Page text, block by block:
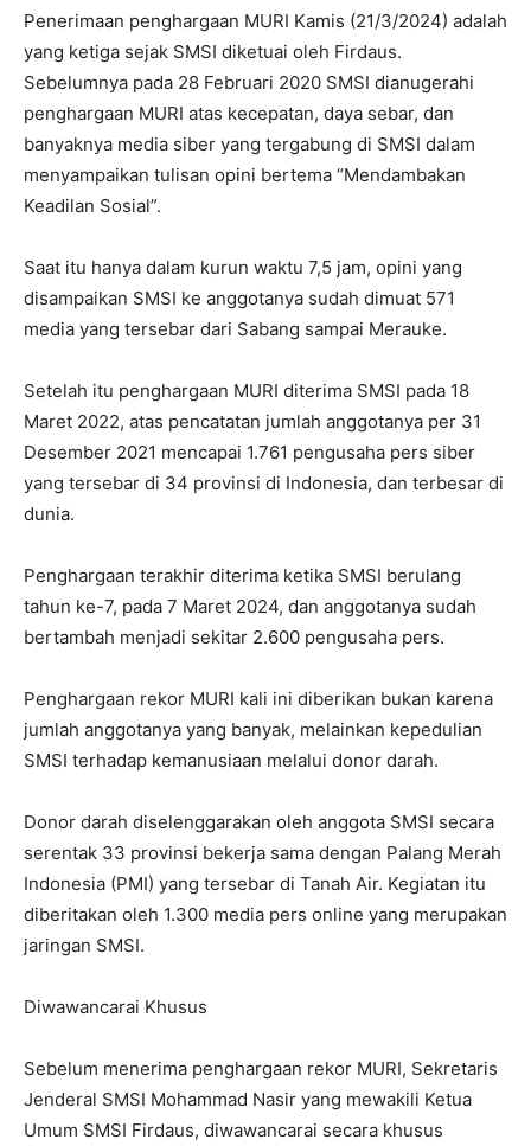
Penerimaan penghargaan MURI Kamis (21/3/2024) adalah
yang ketiga sejak SMSI diketuai oleh Firdaus.
Sebelumnya pada 28 Februari 2020 SMSI dianugerahi
penghargaan MURI atas kecepatan, daya sebar, dan
banyaknya media siber yang tergabung di SMSI dalam
menyampaikan tulisan opini bertema “Mendambakan
Keadilan Sosial”.
Saat itu hanya dalam kurun waktu 7,5 jam, opini yang
disampaikan SMSI ke anggotanya sudah dimuat 571
media yang tersebar dari Sabang sampai Merauke.
Setelah itu penghargaan MURI diterima SMSI pada 18
Maret 2022, atas pencatatan jumlah anggotanya per 31
Desember 2021 mencapai 1.761 pengusaha pers siber
yang tersebar di 34 provinsi di Indonesia, dan terbesar di
dunia.
Penghargaan terakhir diterima ketika SMSI berulang
tahun ke-7, pada 7 Maret 2024, dan anggotanya sudah
bertambah menjadi sekitar 2.600 pengusaha pers.
Penghargaan rekor MURI kali ini diberikan bukan karena
jumlah anggotanya yang banyak, melainkan kepedulian
SMSI terhadap kemanusiaan melalui donor darah.
Donor darah diselenggarakan oleh anggota SMSI secara
serentak 33 provinsi bekerja sama dengan Palang Merah
Indonesia (PMI) yang tersebar di Tanah Air. Kegiatan itu
diberitakan oleh 1.300 media pers online yang merupakan
jaringan SMSI.
Diwawancarai Khusus
Sebelum menerima penghargaan rekor MURI, Sekretaris
Jenderal SMSI Mohammad Nasir yang mewakili Ketua
Umum SMSI Firdaus, diwawancarai secara khusus